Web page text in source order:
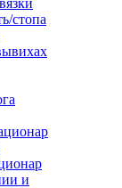
стопа
и